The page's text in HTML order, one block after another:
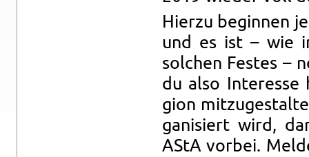
Hi­erzu be­gin­nen
und es ist – wie
solchen Festes –
du also
gion
gan­isiert wird,
AStA vor­bei.